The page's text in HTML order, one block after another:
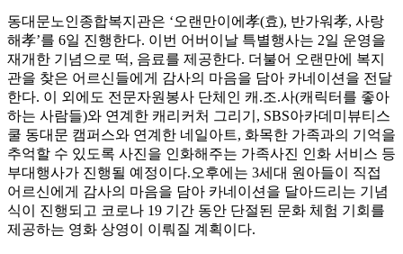
동대문노인종합복지관은 ‘오랜만이에孝(효), 반가워孝, 사랑
해孝’를 6일 진행한다. 이번 어버이날 특별행사는 2일 운영을
재개한 기념으로 떡, 음료를 제공한다. 더불어 오랜만에 복지
관을 찾은 어르신들에게 감사의 마음을 담아 카네이션을 전달
한다. 이 외에도 전문자원봉사 단체인 캐.조.사(캐릭터를 좋아
하는 사람들)와 연계한 캐리커처 그리기, SBS아카데미뷰티스
쿨 동대문 캠퍼스와 연계한 네일아트, 화목한 가족과의 기억을
추억할 수 있도록 사진을 인화해주는 가족사진 인화 서비스 등
부대행사가 진행될 예정이다.오후에는 3세대 원아들이 직접
어르신에게 감사의 마음을 담아 카네이션을 달아드리는 기념
식이 진행되고 코로나 19 기간 동안 단절된 문화 체험 기회를
제공하는 영화 상영이 이뤄질 계획이다.